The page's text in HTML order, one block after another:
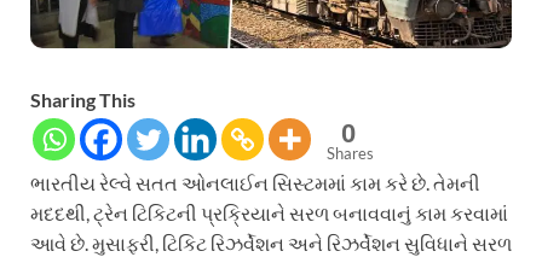
Sharing This
0
Shares
ભારતીય રેલ્વે સતત ઓનલાઈન સિસ્ટમમાં કામ કરે છે. તેમની
મદદથી, ટ્રેન ટિકિટની પ્રક્રિયાને સરળ બનાવવાનું કામ કરવામાં
આવે છે. મુસાફરી, ટિકિટ રિઝર્વેશન અને રિઝર્વેશન સુવિધાને સરળ